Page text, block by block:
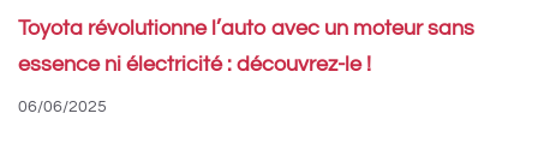
Toyota révolutionne l’auto avec un moteur sans
essence ni électricité : découvrez-le !
06/06/2025